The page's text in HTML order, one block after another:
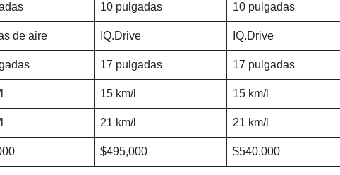
10 pulgadas 10 pulgadas
de aire IQ.Drive IQ.Drive
17 pulgadas 17 pulgadas
15 km/l 15 km/l
21 km/l 21 km/l
$495,000
$540,000